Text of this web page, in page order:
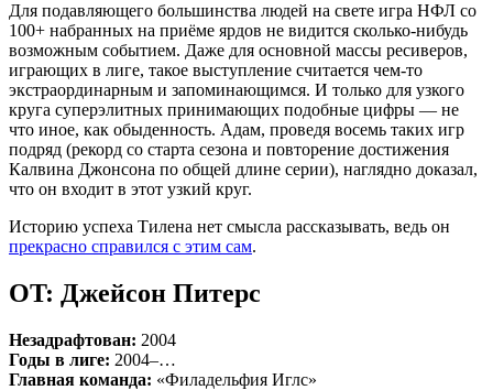
Для подавляющего большинства людей на свете игра НФЛ со
100+ набранных на приёме ярдов не видится сколько-нибудь
возможным событием. Даже для основной массы ресиверов,
играющих в лиге, такое выступление считается чем-то
экстраординарным и запоминающимся. И только для узкого
круга суперэлитных принимающих подобные цифры — не
что иное, как обыденность. Адам, проведя восемь таких игр
подряд (рекорд со старта сезона и повторение достижения
Калвина Джонсона по общей длине серии), наглядно доказал,
что он входит в этот узкий круг.
Историю успеха Тилена нет смысла рассказывать, ведь он
прекрасно справился с этим сам.
OT: Джейсон Питерс
Незадрафтован: 2004
Годы в лиге: 2004–…
Главная команда: «Филадельфия Иглс»